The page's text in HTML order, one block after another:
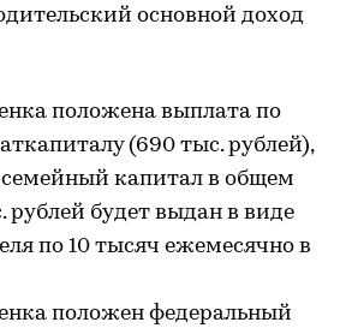
основной доход
положена выплата по
(690 тыс. рублей),
капитал в общем
рублей будет выдан в виде
по 10 тысяч ежемесячно в
положен федеральный